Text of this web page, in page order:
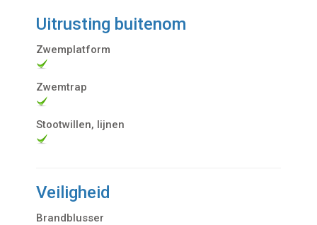
Uitrusting buitenom
Zwemplatform
Zwemtrap
Stootwillen, lijnen
Veiligheid
Brandblusser